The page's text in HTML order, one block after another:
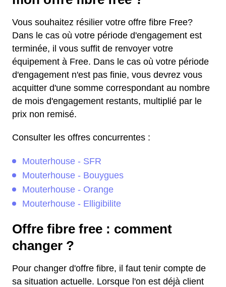
Vous souhaitez résilier votre offre fibre Free?
Dans le cas où votre période d'engagement est
terminée, il vous suffit de renvoyer votre
équipement à Free. Dans le cas où votre période
d'engagement n'est pas finie, vous devrez vous
acquitter d'une somme correspondant au nombre
de mois d'engagement restants, multiplié par le
prix non remisé.
Consulter les offres concurrentes :
Mouterhouse - SFR
Mouterhouse - Bouygues
Mouterhouse - Orange
Mouterhouse - Elligibilite
Offre fibre free : comment
changer ?
Pour changer d'offre fibre, il faut tenir compte de
sa situation actuelle. Lorsque l'on est déjà client